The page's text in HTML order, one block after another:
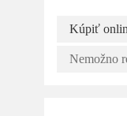
Kúpiť
Nemožno